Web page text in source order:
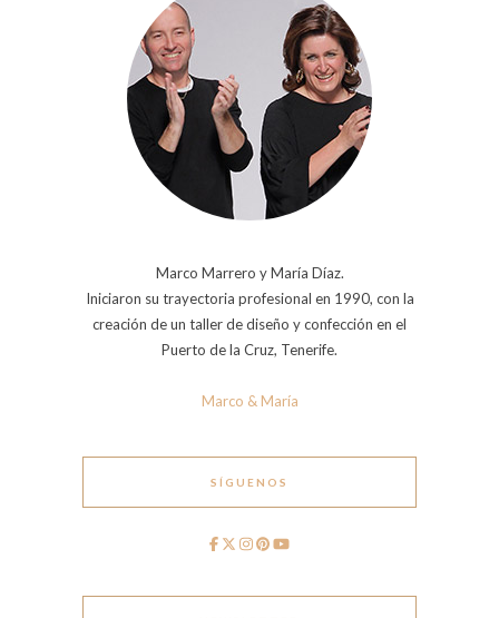
Marco Marrero y María Díaz.
Iniciaron su trayectoria profesional en 1990, con la
creación de un taller de diseño y confección en el
Puerto de la Cruz, Tenerife.
Marco & María
SÍGUENOS